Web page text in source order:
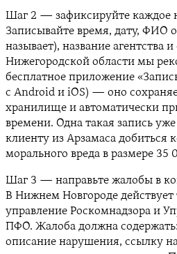
Шаг 2 — зафиксируйте каждое
Записывайте время, дату, ФИО
называет), название агентства
Нижегородской области мы
бесплатное приложение
с Android и iOS) — оно
хранилище и автоматически
времени. Одна такая запись
клиенту из Арзамаса добиться
морального вреда в размере 35
Шаг 3 — направьте жалобы в
В Нижнем Новгороде действует
управление Роскомнадзора и
ПФО. Жалоба должна
описание нарушения, ссылку